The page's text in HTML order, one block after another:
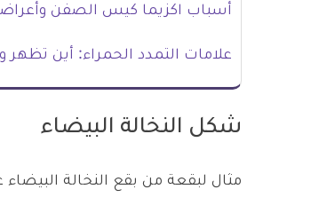
أسباب اكزيما كيس الصفن
علامات التمدد الحمراء: أين
شكل النخالة البيضاء
مثال لبقعة من بقع النخالة